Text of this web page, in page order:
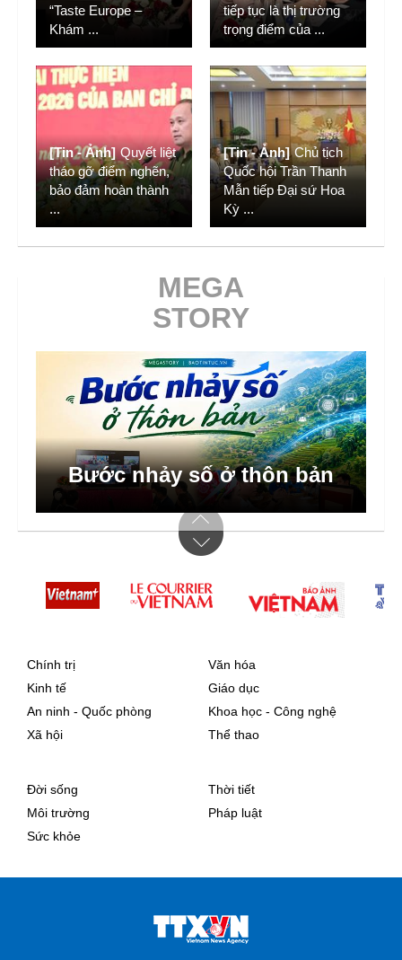
“Taste Europe –
Khám ...
tiếp tục là thị trường
trọng điểm của...
[Tin - Ảnh] Quyết liệt
tháo gỡ điểm nghẽn,
bảo đảm hoàn thành
...
[Tin - Ảnh] Chủ tịch
Quốc hội Trần Thanh
Mẫn tiếp Đại sứ Hoa
Kỳ ...
MEGA
STORY
Bước nhảy số ở thôn bản
Chính trị
Kinh tế
An ninh - Quốc phòng
Xã hội
Văn hóa
Giáo dục
Khoa học - Công nghệ
Thể thao
Đời sống
Môi trường
Sức khỏe
Thời tiết
Pháp luật